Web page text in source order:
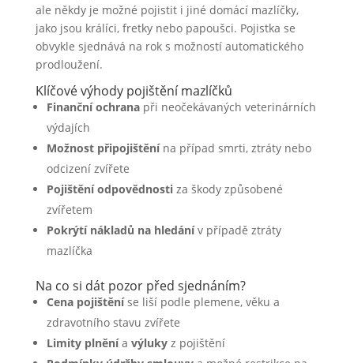
ale někdy je možné pojistit i jiné domácí mazlíčky,
jako jsou králíci, fretky nebo papoušci. Pojistka se
obvykle sjednává na rok s možností automatického
prodloužení.
Klíčové výhody pojištění mazlíčků
Finanční ochranapři neočekávaných veterinárních
výdajích
Možnost připojištěnína případ smrti, ztráty nebo
odcizení zvířete
Pojištění odpovědnostiza škody způsobené
zvířetem
Pokrýtí nákladů na hledánív případě ztráty
mazlíčka
Na co si dát pozor před sjednáním?
Cena pojištěníse liší podle plemene, věku a
zdravotního stavu zvířete
Limity plněnía výlukyz pojištění